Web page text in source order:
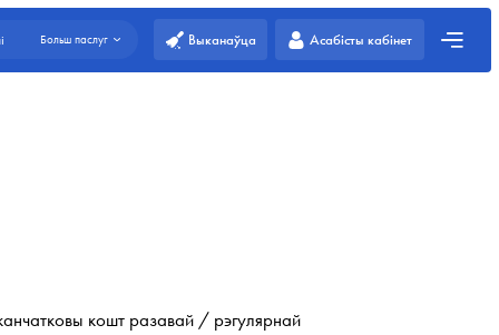
Больш паслуг Выканаўца Асабісты кабінет
кошт разавай / рэгулярнай